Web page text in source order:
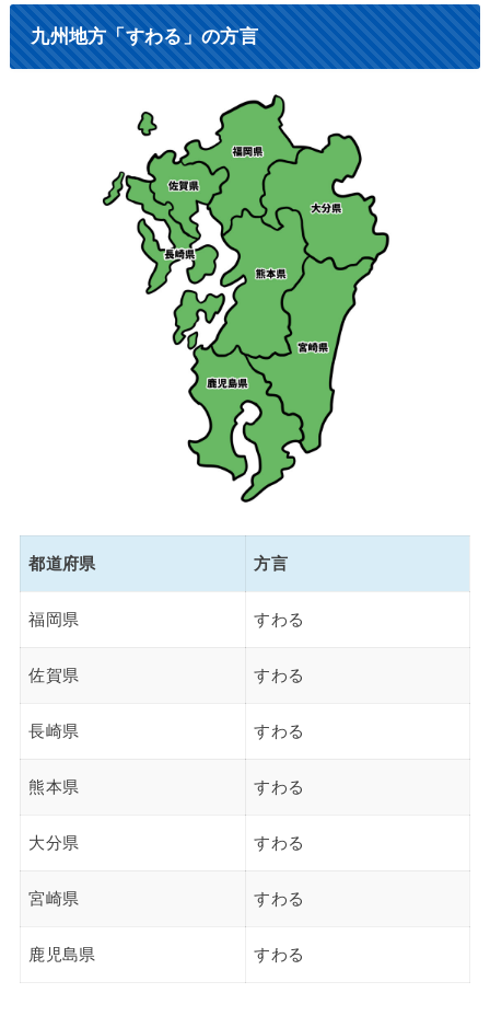
九州地方「すわる」の方言
都道府県 方言
福岡県 すわる
佐賀県 すわる
長崎県 すわる
熊本県 すわる
大分県 すわる
宮崎県 すわる
鹿児島県 すわる